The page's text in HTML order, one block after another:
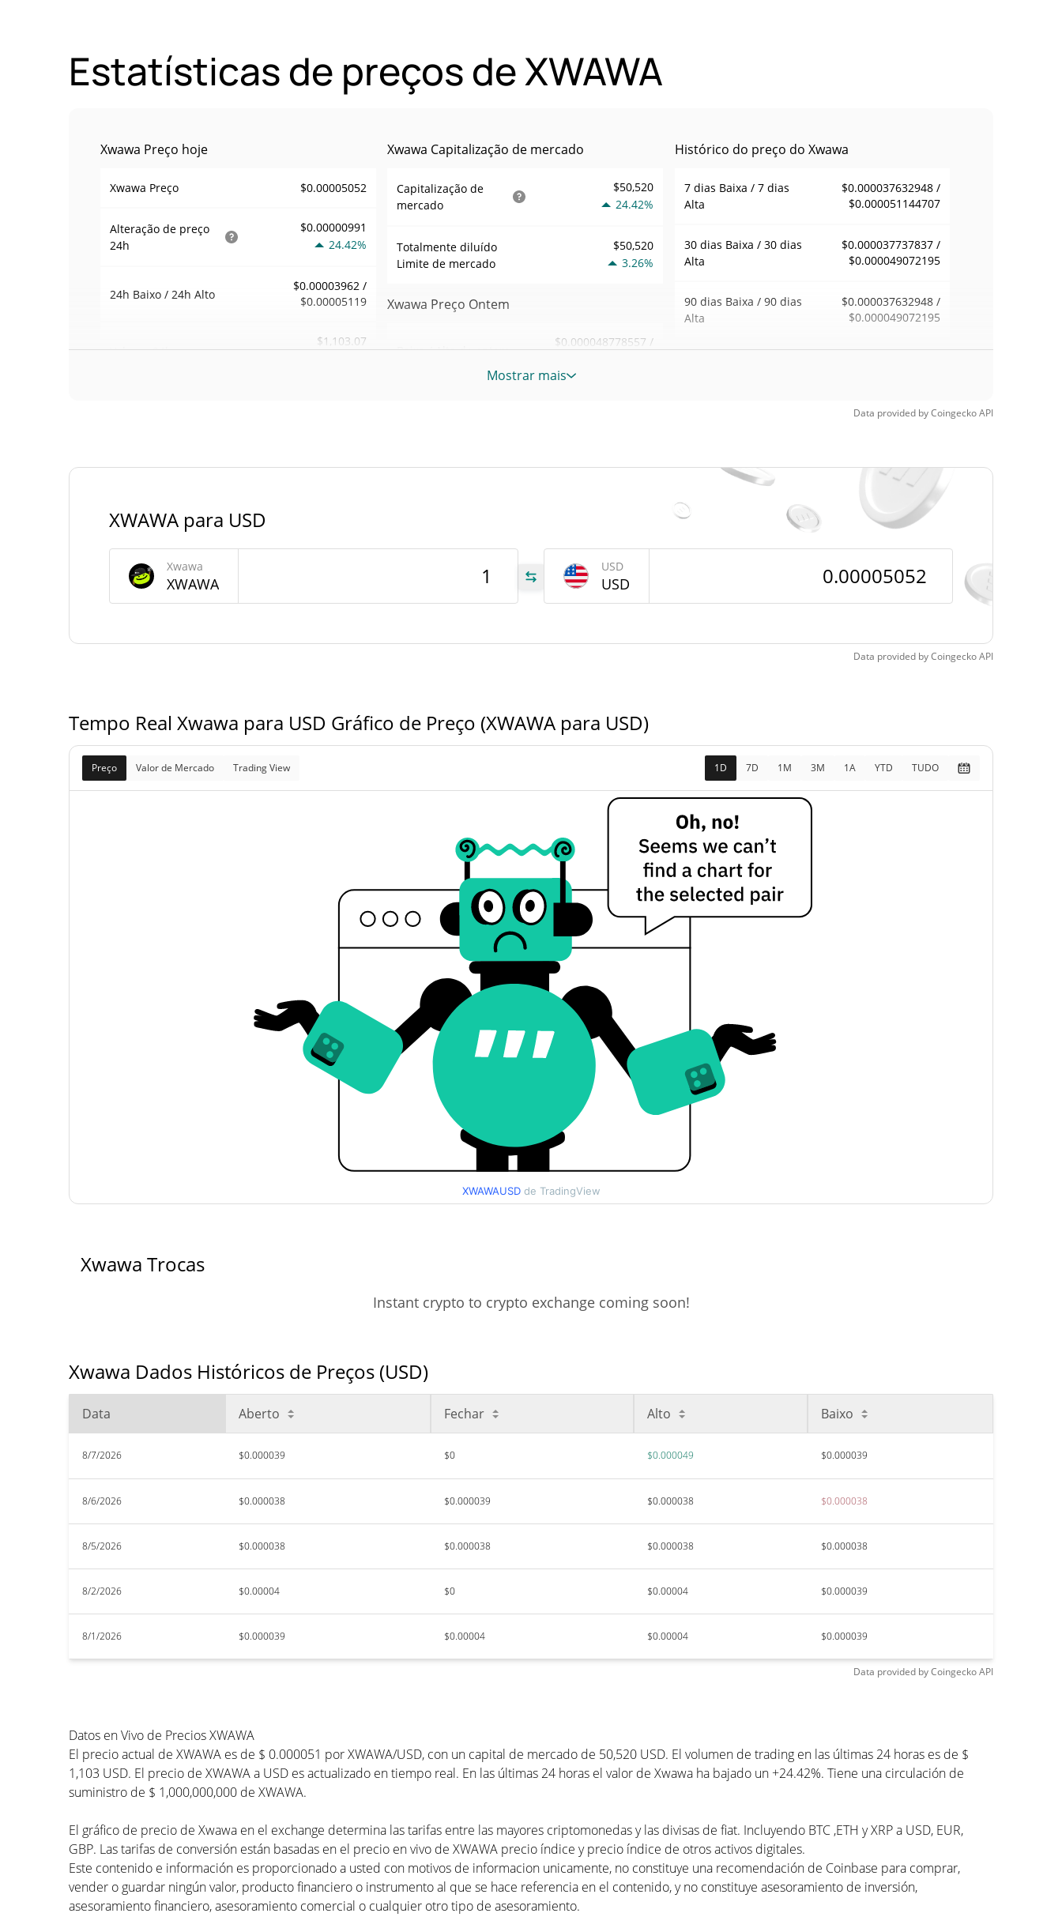
Estatísticas de preços de XWAWA
Xwawa Preço hoje
Xwawa Preço $0.00005052
Alteração de preço
24h
$0.00000991
24.42%
24h Baixo / 24h Alto
$0.00003962 /
$0.00005119
Volume24h
$1,103.07
Fornecimento de Xwawa
Fornecimento em
circulação
Xwawa Capitalização de mercado
Capitalização de
mercado
$50,520
24.42%
Totalmente diluído
Limite de mercado
$50,520
3.26%
Xwawa Preço Ontem
Baixa / Alta de ontem
$0.000048778557 /
Histórico do preço do Xwawa
7 dias Baixa / 7 dias
Alta
$0.000037632948 /
$0.000051144707
30 dias Baixa / 30 dias
Alta
$0.000037737837 /
$0.000049072195
90 dias Baixa / 90 dias
Alta
$0.000037632948 /
$0.000049072195
Baixa de todos os
tempos
Apr 24, 2026 (3 meses atrás)
$0.00002479
103.80%
Mostrar mais
Data provided byCoingeckoAPI
XWAWA para USD
Xwawa
XWAWA
USD
USD
Data provided byCoingeckoAPI
Tempo Real Xwawa para USD Gráfico de Preço (XWAWA para USD)
Preço Valor de Mercado Trading View 1D 7D 1M 3M 1A YTD TUDO
XWAWAUSD de TradingView
Xwawa Trocas
Instant crypto to crypto exchange coming soon!
Xwawa Dados Históricos de Preços (USD)
Data Aberto Fechar Alto Baixo
8/7/2026 $0.000039 $0 $0.000049 $0.000039
8/6/2026 $0.000038 $0.000039 $0.000038 $0.000038
8/5/2026 $0.000038 $0.000038 $0.000038 $0.000038
8/2/2026 $0.00004 $0 $0.00004 $0.000039
8/1/2026 $0.000039 $0.00004 $0.00004 $0.000039
Data provided byCoingeckoAPI
Datos en Vivo de Precios XWAWA
El precio actual de XWAWA es de $ 0.000051 por XWAWA/USD, con un capital de mercado de 50,520 USD. El volumen de trading en las últimas 24 horas es de $
1,103 USD. El precio de XWAWA a USD es actualizado en tiempo real. En las últimas 24 horas el valor de Xwawa ha bajado un +24.42%. Tiene una circulación de
suministro de $ 1,000,000,000 de XWAWA.
El gráfico de precio de Xwawa en el exchange determina las tarifas entre las mayores criptomonedas y las divisas de fiat. Incluyendo BTC ,ETH y XRP a USD, EUR,
GBP. Las tarifas de conversión están basadas en el precio en vivo de XWAWA precio índice y precio índice de otros activos digitales.
Este contenido e información es proporcionado a usted con motivos de informacion unicamente, no constituye una recomendación de Coinbase para comprar,
vender o guardar ningún valor, producto financiero o instrumento al que se hace referencia en el contenido, y no constituye asesoramiento de inversión,
asesoramiento financiero, asesoramiento comercial o cualquier otro tipo de asesoramiento.